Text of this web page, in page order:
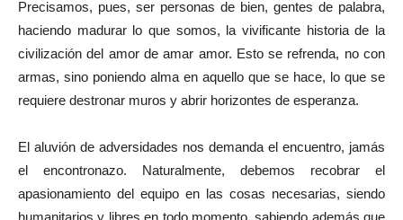
Precisamos, pues, ser personas de bien, gentes de palabra,
haciendo madurar lo que somos, la vivificante historia de la
civilización del amor de amar amor. Esto se refrenda, no con
armas, sino poniendo alma en aquello que se hace, lo que se
requiere destronar muros y abrir horizontes de esperanza.
El aluvión de adversidades nos demanda el encuentro, jamás
el encontronazo. Naturalmente, debemos recobrar el
apasionamiento del equipo en las cosas necesarias, siendo